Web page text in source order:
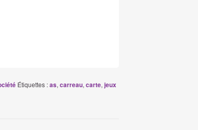
Étiquettes :as,carreau,carte,jeux